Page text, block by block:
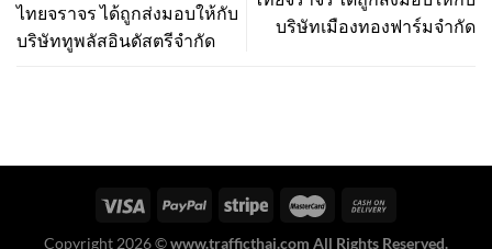
ไทยจราจร ได้ถูกส่งมอบให้กับ
บริษัททูพลัสอินดัสตรีจำกัด
บริษัทเมืองทองฟาร์มจำกัด
Copyright 2026 ©www.trafficthai.com All Rights Reserved.